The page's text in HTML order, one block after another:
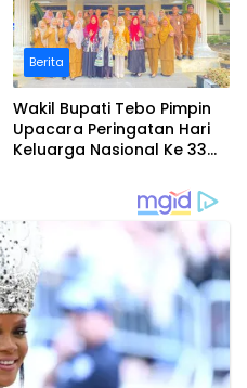
Berita
Wakil Bupati Tebo Pimpin
Upacara Peringatan Hari
Keluarga Nasional Ke 33